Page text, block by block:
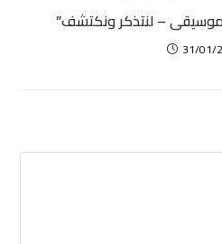
– لنتذكر ونكتشف”
31/01/